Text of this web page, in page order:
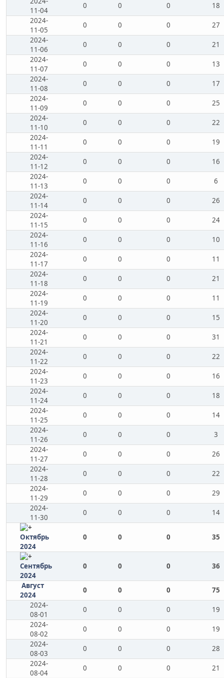
11-04
0 0 0
18
2024-
11-05
0 0 0
27
2024-
11-06
0 0 0
21
2024-
11-07
0 0 0
13
2024-
11-08
0 0 0
17
2024-
11-09
0 0 0
25
2024-
11-10
0 0 0
22
2024-
11-11
0 0 0
19
2024-
11-12
0 0 0
16
2024-
11-13
0 0 0
6
2024-
11-14
0 0 0
26
2024-
11-15
0 0 0
24
2024-
11-16
0 0 0
10
2024-
11-17
0 0 0
11
2024-
11-18
0 0 0
21
2024-
11-19
0 0 0
11
2024-
11-20
0 0 0
15
2024-
11-21
0 0 0
31
2024-
11-22
0 0 0
22
2024-
11-23
0 0 0
16
2024-
11-24
0 0 0
18
2024-
11-25
0 0 0
14
2024-
11-26
0 0 0
3
2024-
11-27
0 0 0
26
2024-
11-28
0 0 0
22
2024-
11-29
0 0 0
29
2024-
11-30
0 0 0 14
Октябрь
2024
0 0 0 35
Сентябрь
2024
0 0 0 36
Август
2024
0 0 0
75
2024-
08-01
0 0 0
19
2024-
08-02
0 0 0
19
2024-
08-03
0 0 0
28
2024-
08-04
0 0 0
21